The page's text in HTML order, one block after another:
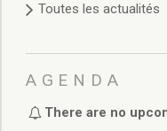
Délibérations
Délibérations
Délibérations
Délibérations
Toutes les actualités
AGENDA
There are no